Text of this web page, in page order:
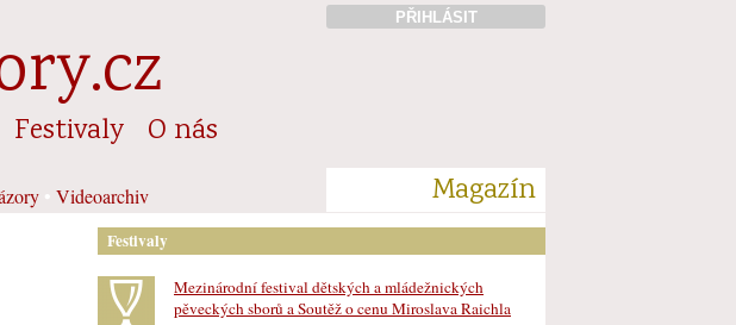
PŘIHLÁSIT
Festivaly O nás
Videoarchiv Magazín
Festivaly
Mezinárodní festival dětských a mládežnických
pěveckých sborů a Soutěž o cenu Miroslava Raichla